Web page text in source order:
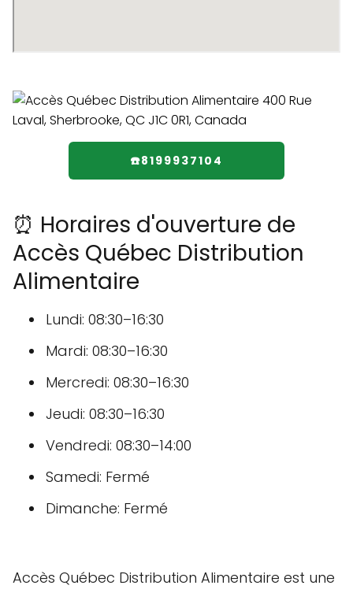
☎️8199937104
⏰ Horaires d'ouverture de
Accès Québec Distribution
Alimentaire
Lundi: 08:30–16:30
Mardi: 08:30–16:30
Mercredi: 08:30–16:30
Jeudi: 08:30–16:30
Vendredi: 08:30–14:00
Samedi: Fermé
Dimanche: Fermé
Accès Québec Distribution Alimentaire est une